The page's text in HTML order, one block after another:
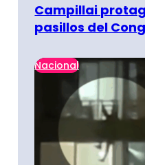
Campillai
pasillos del
Nacional